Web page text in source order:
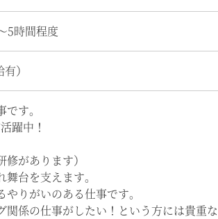
5時間程度
）
す。
躍中！
があります）
台を支えます。
りがいのある仕事です。
関係の仕事がしたい！という方には貴重